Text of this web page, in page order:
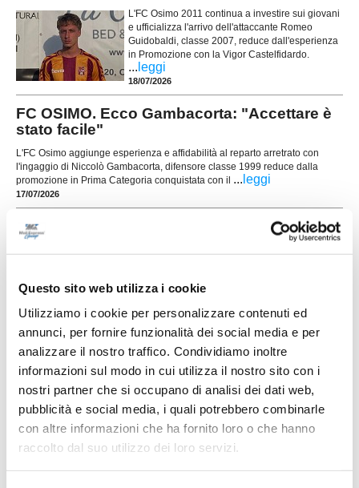
Questo sito web utilizza i cookie
Utilizziamo i cookie per personalizzare contenuti ed
annunci, per fornire funzionalità dei social media e per
analizzare il nostro traffico. Condividiamo inoltre
informazioni sul modo in cui utilizza il nostro sito con i
nostri partner che si occupano di analisi dei dati web,
pubblicità e social media, i quali potrebbero combinarle
con altre informazioni che ha fornito loro o che hanno
raccolto dal suo utilizzo dei loro servizi.
L'FC Osimo 2011 continua a investire sui giovani
e ufficializza l'arrivo dell'attaccante Romeo
Guidobaldi, classe 2007, reduce dall'esperienza
in Promozione con la Vigor Castelfidardo.
... leggi
18/07/2026
FC OSIMO. Ecco Gambacorta: "Accettare è
stato facile"
L'FC Osimo aggiunge esperienza e affidabilità al reparto arretrato con
l'ingaggio di Niccolò Gambacorta, difensore classe 1999 reduce dalla
promozione in Prima Categoria conquistata con il ... leggi
17/07/2026
VALLE DEL GIANO FABRIANO. Il mister sarà
ancora Massimiliano Nasoni
l'allenatore della prima squadra impegnata nel
campionato di Seconda Categoria Marche. Una
riconferma fortemente voluta dalla società,
arrivata al termine di una stagione intensa e ricca
di difficoltà, nella quale il tecnico ha saputo
...leggi
16/07/2026
NUOVA SIROLESE. Sei nuovi innesti per
alzare l'asticella
...leggi